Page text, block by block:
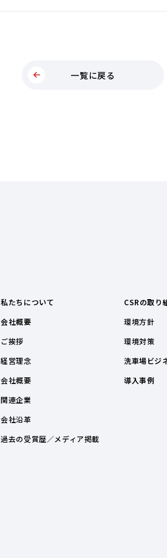
一覧に戻る
私たちについて
会社概要
ご挨拶
経営理念
会社概要
関連企業
会社沿革
過去の受賞歴／メディア掲載
CSRの取り
環境方針
環境対策
洗車場ビジ
導入事例